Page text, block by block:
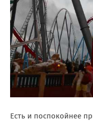
Есть и поспокойнее